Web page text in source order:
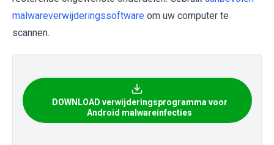
malwareverwijderingssoftware om uw computer te
scannen.
DOWNLOAD verwijderingsprogramma voor
Android malwareinfecties